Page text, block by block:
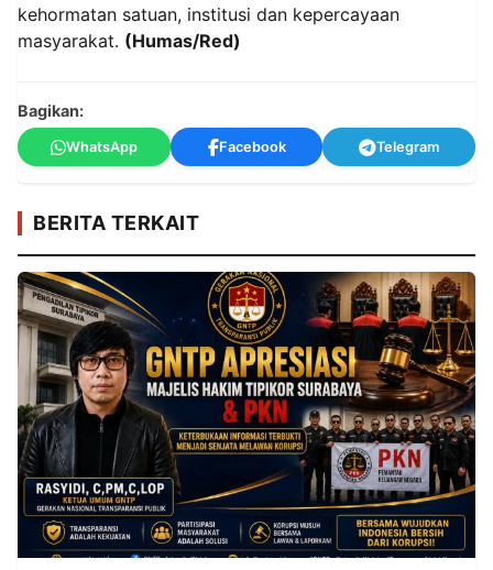
kehormatan satuan, institusi dan kepercayaan
masyarakat. (Humas/Red)
Bagikan:
WhatsApp Facebook Telegram
BERITA TERKAIT